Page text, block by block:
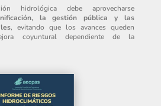
hidrológica debe aprovecharse
la gestión pública y las
, evitando que los avances queden
coyuntural dependiente de la